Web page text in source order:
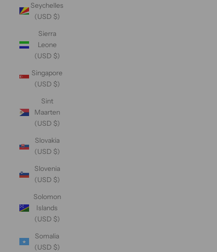
Seychelles
(USD $)
Sierra
Leone
(USD $)
Singapore
(USD $)
Sint
Maarten
(USD $)
Slovakia
(USD $)
Slovenia
(USD $)
Solomon
Islands
(USD $)
Somalia
(USD $)